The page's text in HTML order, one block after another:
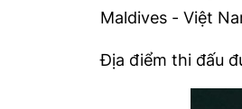
Maldives - Việt
Địa điểm thi đấu